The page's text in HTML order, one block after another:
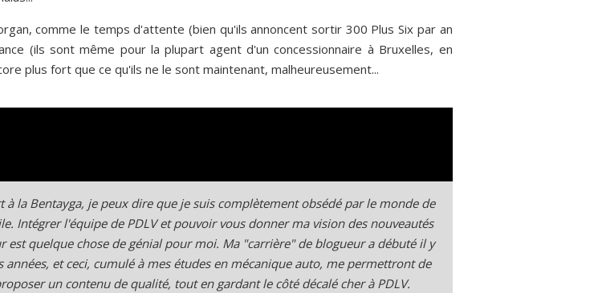
comme le temps d'attente (bien qu'ils annoncent sortir 300 Plus Six par an
(ils sont même pour la plupart agent d'un concessionnaire à Bruxelles, en
plus fort que ce qu'ils ne le sont maintenant, malheureusement...
à la Bentayga, je peux dire que je suis complètement obsédé par le monde de
Intégrer l'équipe de PDLV et pouvoir vous donner ma vision des nouveautés
est quelque chose de génial pour moi. Ma "carrière" de blogueur a débuté il y
années, et ceci, cumulé à mes études en mécanique auto, me permettront de
un contenu de qualité, tout en gardant le côté décalé cher à PDLV.